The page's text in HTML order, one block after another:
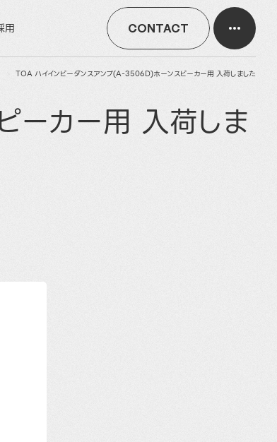
CONTACT
用
TOA ハイインピーダンスアンプ(A-3506D)ホーンスピーカー用 入荷しました
ーカー用 入荷しま